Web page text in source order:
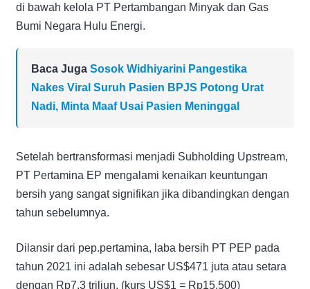
di bawah kelola PT Pertambangan Minyak dan Gas
Bumi Negara Hulu Energi.
Baca Juga Sosok Widhiyarini Pangestika
Nakes Viral Suruh Pasien BPJS Potong Urat
Nadi, Minta Maaf Usai Pasien Meninggal
Setelah bertransformasi menjadi Subholding Upstream,
PT Pertamina EP mengalami kenaikan keuntungan
bersih yang sangat signifikan jika dibandingkan dengan
tahun sebelumnya.
Dilansir dari pep.pertamina, laba bersih PT PEP pada
tahun 2021 ini adalah sebesar US$471 juta atau setara
dengan Rp7,3 triliun. (kurs US$1 = Rp15.500)